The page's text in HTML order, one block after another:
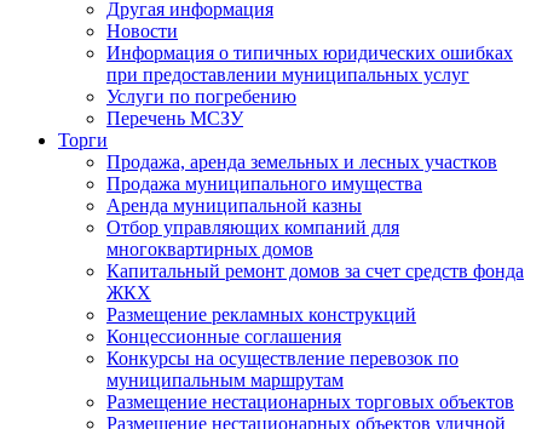
Другая информация
Новости
Информация о типичных юридических ошибках
при предоставлении муниципальных услуг
Услуги по погребению
Перечень МСЗУ
Торги
Продажа, аренда земельных и лесных участков
Продажа муниципального имущества
Аренда муниципальной казны
Отбор управляющих компаний для
многоквартирных домов
Капитальный ремонт домов за счет средств фонда
ЖКХ
Размещение рекламных конструкций
Концессионные соглашения
Конкурсы на осуществление перевозок по
муниципальным маршрутам
Размещение нестационарных торговых объектов
Размещение нестационарных объектов уличной